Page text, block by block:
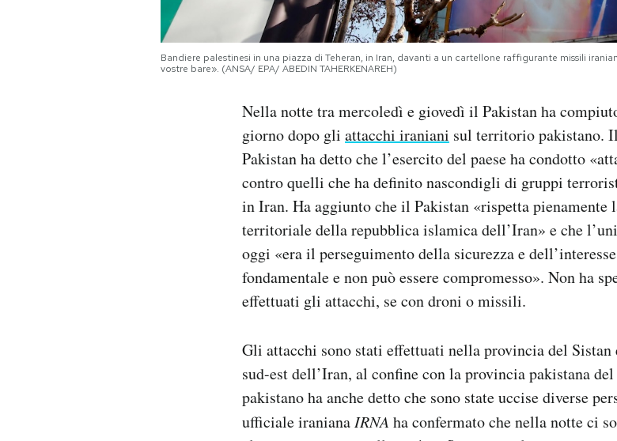
Bandiere palestinesi in una piazza di Teheran, in Iran, davanti a un cartellone raffigurante missili
vostre bare». (ANSA/ EPA/ ABEDIN TAHERKENAREH)
Nella notte tra mercoledì e giovedì il Pakistan ha
giorno dopo gli attacchi iraniani sul territorio pakistano.
Pakistan ha detto che l’esercito del paese ha condotto
contro quelli che ha definito nascondigli di gruppi
in Iran. Ha aggiunto che il Pakistan «rispetta pienamente
territoriale della repubblica islamica dell’Iran» e che
oggi «era il perseguimento della sicurezza e
fondamentale e non può essere compromesso». Non ha
effettuati gli attacchi, se con droni o missili.
Gli attacchi sono stati effettuati nella provincia del Sistan
sud-est dell’Iran, al confine con la provincia pakistana
pakistano ha anche detto che sono state uccise diverse
ufficiale iranianaIRNA ha confermato che nella notte ci